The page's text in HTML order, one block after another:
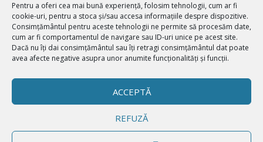
Pentru a oferi cea mai bună experiență, folosim tehnologii, cum ar fi
cookie-uri, pentru a stoca și/sau accesa informațiile despre dispozitive.
Consimțământul pentru aceste tehnologii ne permite să procesăm date,
cum ar fi comportamentul de navigare sau ID-uri unice pe acest site.
Dacă nu îți dai consimțământul sau îți retragi consimțământul dat poate
avea afecte negative asupra unor anumite funcționalități și funcții.
ACCEPTĂ
REFUZĂ
Proiectat deElegant Themes| Realizat deWordPress